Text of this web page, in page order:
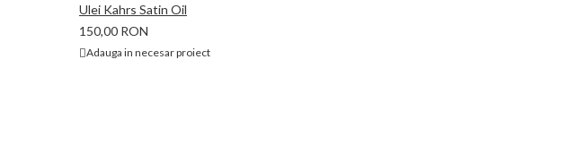
Ulei Kahrs Satin Oil
150,00 RON
Adauga in necesar proiect